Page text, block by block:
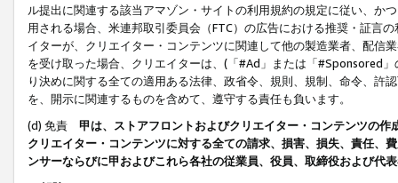
ル提出に関連する該当アマゾン・サイトの利用規約の規定に従い、か
用される場合、米連邦取引委員会（FTC）の広告における推奨・証言
イターが、クリエイター・コンテンツに関連して他の製造業者、配信
を受け取った場合、クリエイターは、(「#Ad」または「#Sponsored
り決めに関する全ての適用ある法律、政省令、規則、規制、命令、許
を、開示に関連するものを含めて、遵守する責任も負います。
(d) 免責 甲は、ストアフロントおよびクリエイター・コンテンツの
クリエイター・コンテンツに対する全ての請求、損害、損失、責任、
ンサーならびに甲およびこれら各社の従業員、役員、取締役および代